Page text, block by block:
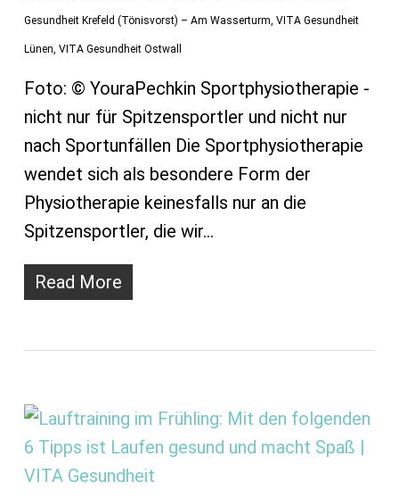
Gesundheit Krefeld (Tönisvorst) – Am Wasserturm, VITA Gesundheit
Lünen, VITA Gesundheit Ostwall
Foto: © YouraPechkin Sportphysiotherapie -
nicht nur für Spitzensportler und nicht nur
nach Sportunfällen Die Sportphysiotherapie
wendet sich als besondere Form der
Physiotherapie keinesfalls nur an die
Spitzensportler, die wir…
Read More